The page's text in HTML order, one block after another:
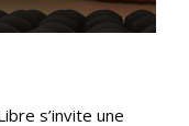
s’invite une